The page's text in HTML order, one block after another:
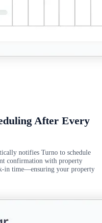
After Every
notifies Turno to schedule
confirmation with property
in time—ensuring your property